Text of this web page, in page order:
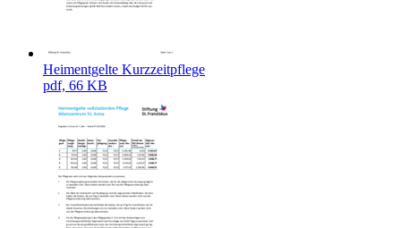
Heimentgelte Kurzzeitpflege
pdf, 66 KB